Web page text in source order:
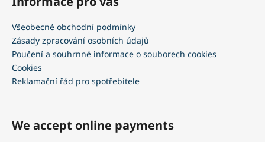
Všeobecné obchodní podmínky
Zásady zpracování osobních údajů
Poučení a souhrnné informace o souborech cookies
Cookies
Reklamační řád pro spotřebitele
We accept online payments